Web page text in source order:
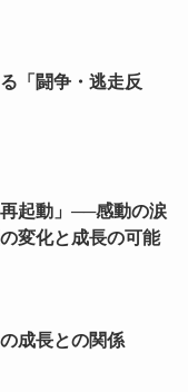
「闘争・逃走反
起動」──感動の涙
変化と成長の可能
成長との関係